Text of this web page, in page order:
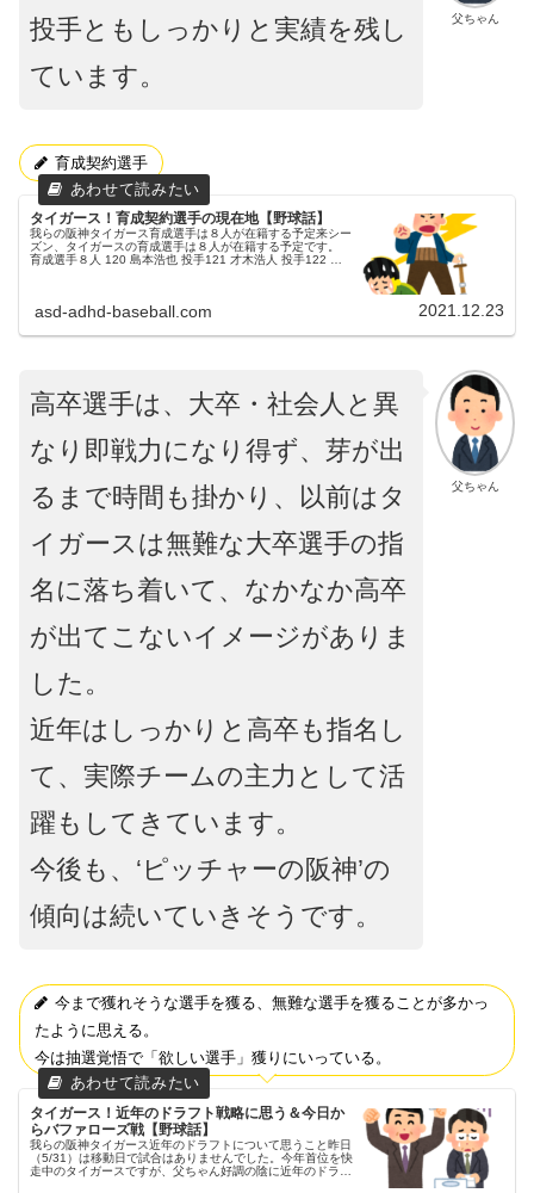
父ちゃん
投手ともしっかりと実績を残し
ています。
育成契約選手
タイガース！育成契約選手の現在地【野球話】
我らの阪神タイガース育成選手は８人が在籍する予定来シー
ズン、タイガースの育成選手は８人が在籍する予定です。
育成選手８人 120 島本浩也 投手121 才木浩人 投手122 岩
asd-adhd-baseball.com 2021.12.23
父ちゃん
高卒選手は、大卒・社会人と異
なり即戦力になり得ず、芽が出
るまで時間も掛かり、以前はタ
イガースは無難な大卒選手の指
名に落ち着いて、なかなか高卒
が出てこないイメージがありま
した。
近年はしっかりと高卒も指名し
て、実際チームの主力として活
躍もしてきています。
今後も、‘ピッチャーの阪神’の
傾向は続いていきそうです。
今まで獲れそうな選手を獲る、無難な選手を獲ることが多かっ
たように思える。
今は抽選覚悟で「欲しい選手」獲りにいっている。
タイガース！近年のドラフト戦略に思う＆今日か
らバファローズ戦【野球話】
我らの阪神タイガース近年のドラフトについて思うこと昨日
（5/31）は移動日で試合はありませんでした。今年首位を快
走中のタイガースですが、父ちゃん好調の陰に近年のドラフ